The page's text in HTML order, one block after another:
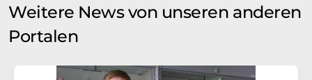
Weitere News von unseren anderen
Portalen